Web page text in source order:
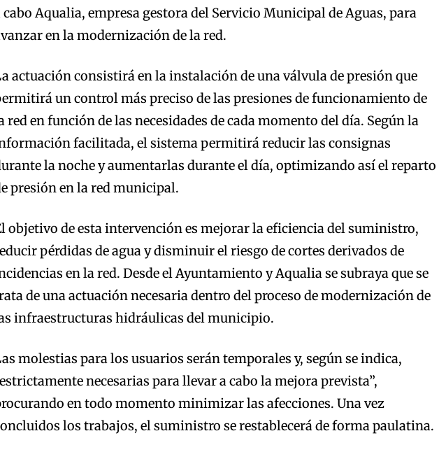
cabo Aqualia, empresa gestora del Servicio Municipal de Aguas, para
en la modernización de la red.
actuación consistirá en la instalación de una válvula de presión que
un control más preciso de las presiones de funcionamiento de
red en función de las necesidades de cada momento del día. Según la
facilitada, el sistema permitirá reducir las consignas
la noche y aumentarlas durante el día, optimizando así el reparto
presión en la red municipal.
objetivo de esta intervención es mejorar la eficiencia del suministro,
pérdidas de agua y disminuir el riesgo de cortes derivados de
en la red. Desde el Ayuntamiento y Aqualia se subraya que se
de una actuación necesaria dentro del proceso de modernización de
infraestructuras hidráulicas del municipio.
molestias para los usuarios serán temporales y, según se indica,
necesarias para llevar a cabo la mejora prevista”,
en todo momento minimizar las afecciones. Una vez
los trabajos, el suministro se restablecerá de forma paulatina.